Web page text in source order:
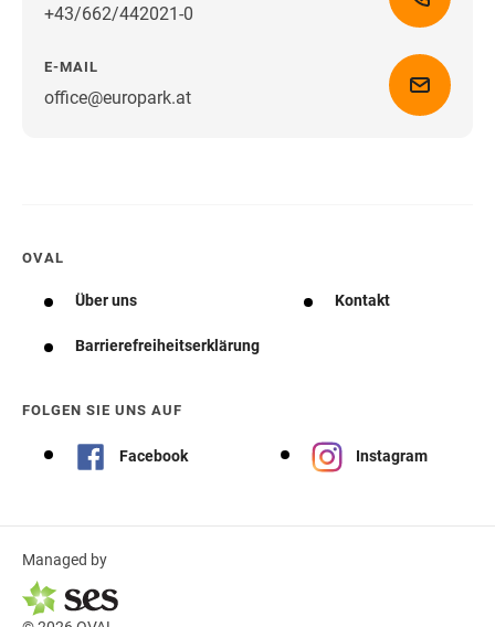
+43/662/442021-0
E-MAIL
office@europark.atWegbeschreibung erhalten
OVAL
Über uns Kontakt
Barrierefreiheitserklärung
FOLGEN SIE UNS AUF
Facebook Instagram
Managed by